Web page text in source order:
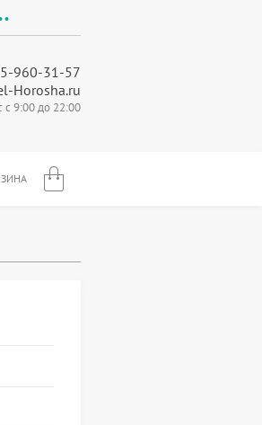
960-31-57
Horosha.ru
с 9:00 до 22:00